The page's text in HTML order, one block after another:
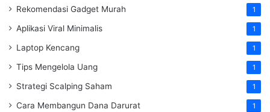
Rekomendasi Gadget Murah 1
Aplikasi Viral Minimalis 1
Laptop Kencang 1
Tips Mengelola Uang 1
Strategi Scalping Saham 1
Cara Membangun Dana Darurat 1